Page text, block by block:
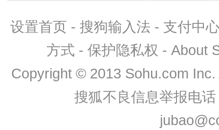
设置首页 - 搜狗输入法 - 支付中
方式 - 保护隐私权 - About
Copyright © 2013 Sohu.com
搜狐不良信息举报电